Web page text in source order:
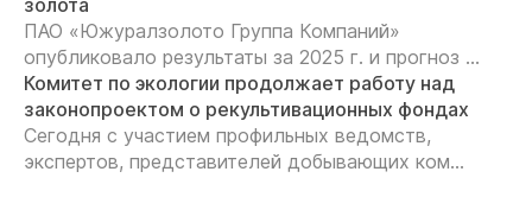
золота
ПАО «Южуралзолото Группа Компаний»
опубликовало результаты за 2025 г. и прогноз ...
Комитет по экологии продолжает работу над
законопроектом о рекультивационных фондах
Сегодня с участием профильных ведомств,
экспертов, представителей добывающих ком...